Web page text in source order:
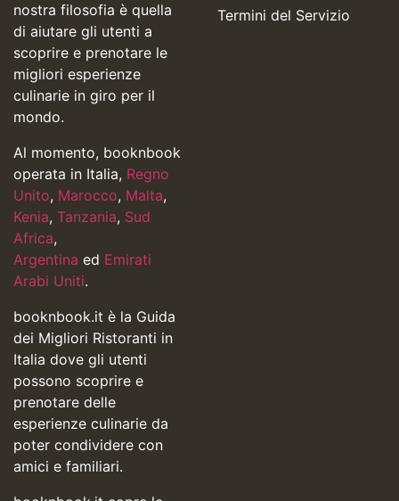
nostra filosofia è quella
di aiutare gli utenti a
scoprire e prenotare le
migliori esperienze
culinarie in giro per il
mondo.
Al momento, booknbook
operata in Italia, Regno
Unito, Marocco, Malta,
Kenia, Tanzania, Sud
Africa,
Argentina ed Emirati
Arabi Uniti.
booknbook.it è la Guida
dei Migliori Ristoranti in
Italia dove gli utenti
possono scoprire e
prenotare delle
esperienze culinarie da
poter condividere con
amici e familiari.
Termini del Servizio